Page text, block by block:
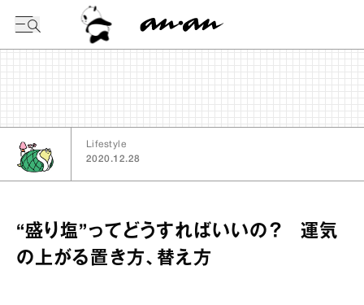
Lifestyle
2020.12.28
“盛り塩”ってどうすればいいの？ 運気
の上がる置き方、替え方